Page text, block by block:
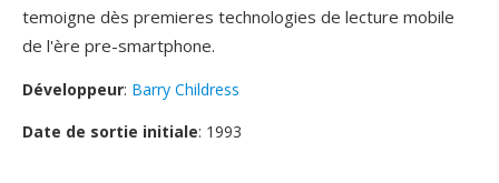
temoigne dès premieres technologies de lecture mobile
de l'ère pre-smartphone.
Développeur: Barry Childress
Date de sortie initiale: 1993